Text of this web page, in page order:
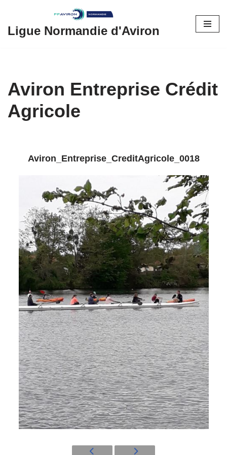
Aller
Ligue Normandie d'Aviron
Aviron Entreprise Crédit
Agricole
Aviron_Entreprise_CreditAgricole_0018